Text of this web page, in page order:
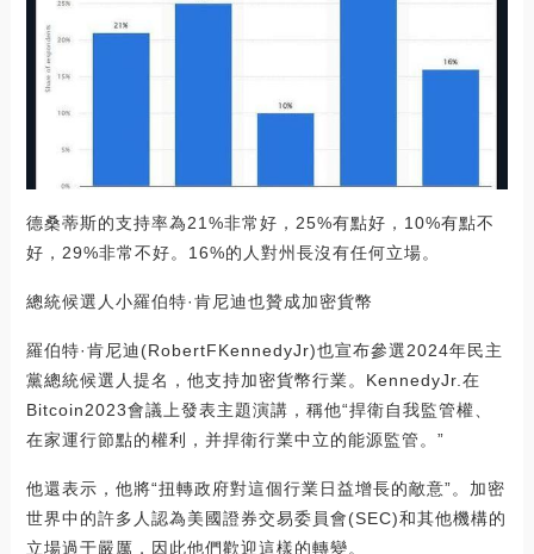
德桑蒂斯的支持率為21%非常好，25%有點好，10%有點不
好，29%非常不好。16%的人對州長沒有任何立場。
總統候選人小羅伯特·肯尼迪也贊成加密貨幣
羅伯特·肯尼迪(RobertFKennedyJr)也宣布參選2024年民主
黨總統候選人提名，他支持加密貨幣行業。KennedyJr.在
Bitcoin2023會議上發表主題演講，稱他“捍衛自我監管權、
在家運行節點的權利，并捍衛行業中立的能源監管。”
他還表示，他將“扭轉政府對這個行業日益增長的敵意”。加密
世界中的許多人認為美國證券交易委員會(SEC)和其他機構的
立場過于嚴厲，因此他們歡迎這樣的轉變。